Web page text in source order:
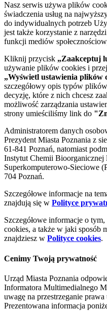
Nasz serwis używa plików
świadczenia usług na
do indywidualnych potrzeb
jest także korzystanie z
funkcji mediów
Kliknij przycisk „Zaakceptuj
używanie plików cookies i
„Wyświetl ustawienia plików
szczegółowy opis typów
decyzję, które z nich chcesz
możliwość zarządzania
strony umieściliśmy link do
Administratorem danych
Prezydent Miasta Poznania z
61-841 Poznań, natomiast
Instytut Chemii Bioorganicznej
Superkomputerowo-Sieciowe
704 Poznań.
Szczegółowe informacje na
znajdują się w Polityce
Szczegółowe informacje o
cookies, a także w jaki sposób
znajdziesz w Polityce cookies.
Cenimy Twoją prywatność
Urząd Miasta Poznania
Informatora Multimedialnego
uwagę na przestrzeganie
Prezentowana informacja